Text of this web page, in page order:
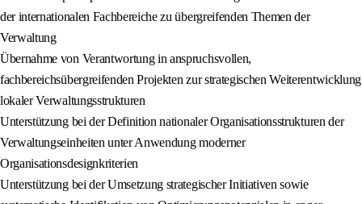
der internationalen Fachbereiche zu übergreifenden Themen der
Verwaltung
Übernahme von Verantwortung in anspruchsvollen,
fachbereichsübergreifenden Projekten zur strategischen Weiterentwicklung
lokaler Verwaltungsstrukturen
Unterstützung bei der Definition nationaler Organisationsstrukturen der
Verwaltungseinheiten unter Anwendung moderner
Organisationsdesignkriterien
Unterstützung bei der Umsetzung strategischer Initiativen sowie